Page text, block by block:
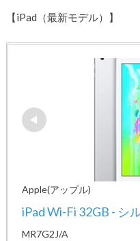
【iPad（最新モデル）】
Apple(アップル)
iPad Wi-Fi 32GB - シ
MR7G2J/A